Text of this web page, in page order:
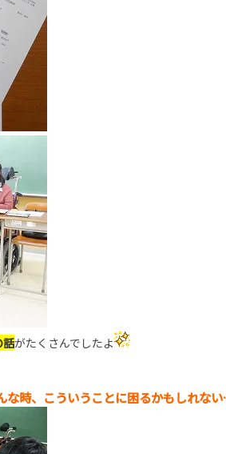
話がたくさんでしたよ
時、こういうことに困るかもしれな